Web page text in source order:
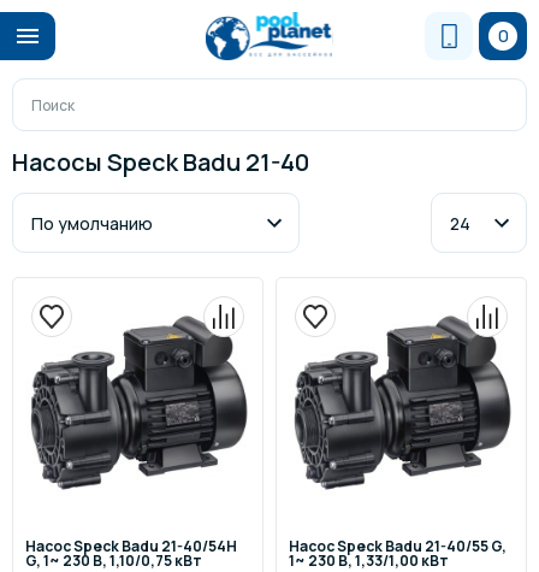
0
Насосы Speck Badu 21-40
Насос Speck Badu 21-40/54H
G, 1~ 230 В, 1,10/0,75 кВт
Насос Speck Badu 21-40/55 G,
1~ 230 В, 1,33/1,00 кВт